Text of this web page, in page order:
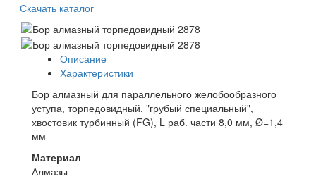
Скачать каталог
Описание
Характеристики
Бор алмазный для параллельного желобообразного
уступа, торпедовидный, "грубый специальный",
хвостовик турбинный (FG), L раб. части 8,0 мм, Ø=1,4
мм
Материал
Алмазы